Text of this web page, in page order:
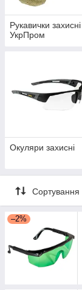
Рукавички захисні
УкрПром
Окуляри захисні
Сортування
–2%